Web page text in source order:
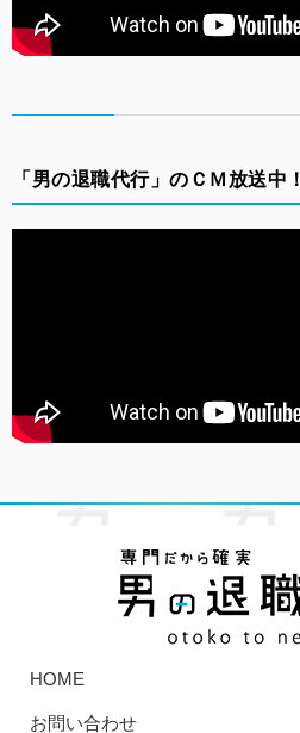
「男の退職代行」のＣＭ放送中！
HOME
お問い合わせ